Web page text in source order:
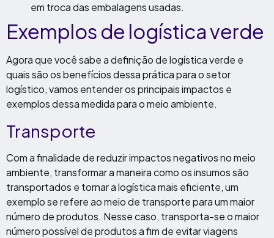
em troca das embalagens usadas.
Exemplos de logística verde
Agora que você sabe a definição de logística verde e
quais são os benefícios dessa prática para o setor
logístico, vamos entender os principais impactos e
exemplos dessa medida para o meio ambiente.
Transporte
Com a finalidade de reduzir impactos negativos no meio
ambiente, transformar a maneira como os insumos são
transportados e tornar a logística mais eficiente, um
exemplo se refere ao meio de transporte para um maior
número de produtos. Nesse caso, transporta-se o maior
número possível de produtos a fim de evitar viagens